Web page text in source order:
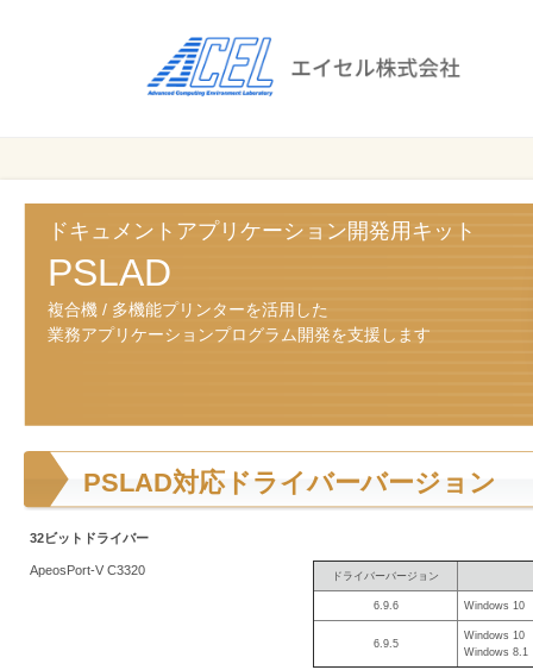
株式会社
ス
効
率
ス
削
支
ドキュメントアプリケーション開発用キット
PSLAD
複合機 / 多機能プリンターを活用した
業務アプリケーションプログラム開発を支援します
PSLAD対応ドライバーバージョン
32ビットドライバー
ApeosPort-V C3320 ドライバーバージョン
6.9.6 Windows 10
6.9.5
Windows 10
Windows 8.1
セ
株
式
会
社